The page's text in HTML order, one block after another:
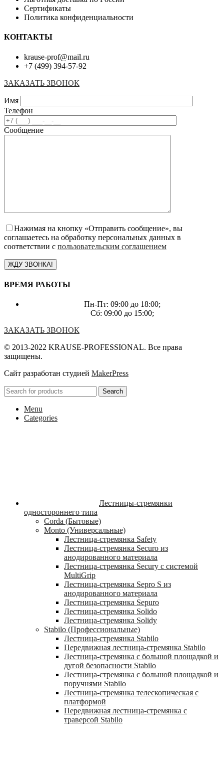
Сертификаты
Политика конфиденциальности
КОНТАКТЫ
krause-prof@mail.ru
+7 (499) 394-57-92
ЗАКАЗАТЬ ЗВОНОК
Имя
Телефон
Сообщение
Нажимая на кнопку «Отправить сообщение», вы
соглашаетесь на обработку персональных данных в
соответствии с пользовательским соглашением
ВРЕМЯ РАБОТЫ
Пн-Пт: 09:00 до 18:00;
Сб: 09:00 до 15:00;
ЗАКАЗАТЬ ЗВОНОК
© 2013-2022 KRAUSE-PROFESSIONAL. Все права
защищены.
Сайт разработан студией MakerPress
Search
Menu
Categories
Лестницы-стремянки
одностороннего типа
Corda (Бытовые)
Monto (Универсальные)
Лестница-стремянка Safety
Лестница-стремянка Securo из
анодированного материала
Лестница-стремянка Secury с системой
MultiGrip
Лестница-стремянка Sepro S из
анодированного материала
Лестница-стремянка Sepuro
Лестница-стремянка Solido
Лестница-стремянка Solidy
Stabilo (Профессиональные)
Лестница-стремянка Stabilo
Передвижная лестница-стремянка Stabilo
Лестница-стремянка с большой площадкой и
дугой безопасности Stabilo
Лестница-стремянка с большой площадкой и
поручнями Stabilo
Лестница-стремянка телескопическая с
платформой
Передвижная лестница-стремянка с
траверсой Stabilo